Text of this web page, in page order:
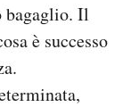
bagaglio. Il
è successo